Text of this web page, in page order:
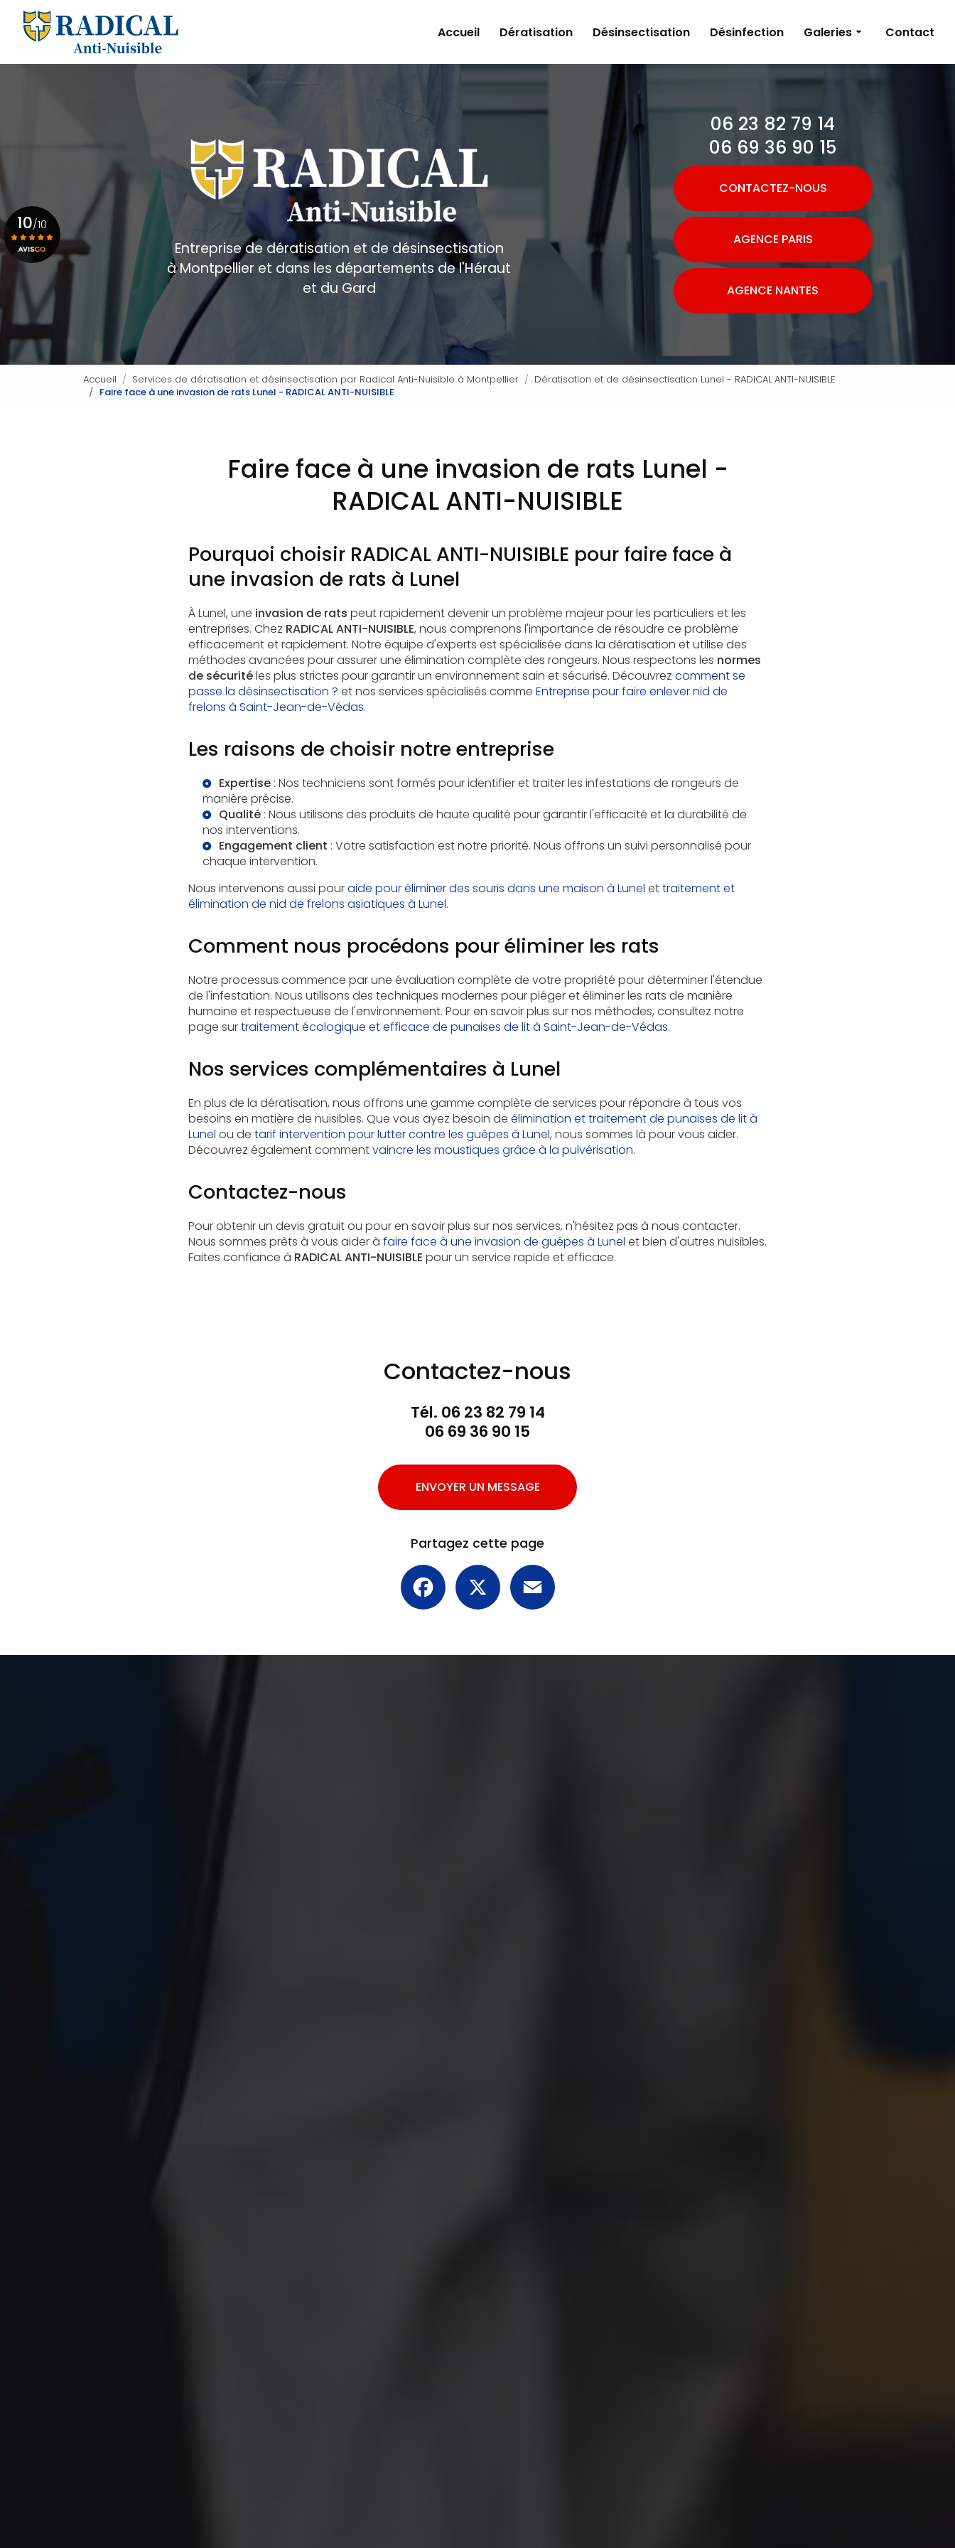
contenu
Accueil Dératisation Désinsectisation Désinfection Galeries
Dératisation
Désinfection
Contact
Entreprise de dératisation et de désinsectisation
à Montpellier et dans les départements de l'Héraut
et du Gard
06 23 82 79 14
06 69 36 90 15
CONTACTEZ-NOUS
AGENCE PARIS
AGENCE NANTES
10/10
Voir le certificat
Accueil Services de dératisation et désinsectisation par Radical Anti-Nuisible à Montpellier
Dératisation et de désinsectisation Lunel - RADICAL ANTI-NUISIBLE
Faire face à une invasion de rats Lunel - RADICAL ANTI-NUISIBLE
Faire face à une invasion de rats Lunel -
RADICAL ANTI-NUISIBLE
Pourquoi choisir RADICAL ANTI-NUISIBLE pour faire face à
une invasion de rats à Lunel
À Lunel, une invasion de rats peut rapidement devenir un problème majeur pour les particuliers et les
entreprises. Chez RADICAL ANTI-NUISIBLE, nous comprenons l'importance de résoudre ce problème
efficacement et rapidement. Notre équipe d'experts est spécialisée dans la dératisation et utilise des
méthodes avancées pour assurer une élimination complète des rongeurs. Nous respectons les normes
de sécuritéles plus strictes pour garantir un environnement sain et sécurisé. Découvrez comment se
passe la désinsectisation ? et nos services spécialisés comme Entreprise pour faire enlever nid de
frelons à Saint-Jean-de-Védas.
Les raisons de choisir notre entreprise
Expertise: Nos techniciens sont formés pour identifier et traiter les infestations de rongeurs de
manière précise.
Qualité: Nous utilisons des produits de haute qualité pour garantir l'efficacité et la durabilité de
nos interventions.
Engagement client : Votre satisfaction est notre priorité. Nous offrons un suivi personnalisé pour
chaque intervention.
Nous intervenons aussi pouraide pour éliminer des souris dans une maison à Lunel ettraitement et
élimination de nid de frelons asiatiques à Lunel.
Comment nous procédons pour éliminer les rats
Notre processus commence par une évaluation complète de votre propriété pour déterminer l'étendue
de l'infestation. Nous utilisons des techniques modernes pour piéger et éliminer les rats de manière
humaine et respectueuse de l'environnement. Pour en savoir plus sur nos méthodes, consultez notre
page surtraitement écologique et efficace de punaises de lit à Saint-Jean-de-Védas.
Nos services complémentaires à Lunel
En plus de la dératisation, nous offrons une gamme complète de services pour répondre à tous vos
besoins en matière de nuisibles. Que vous ayez besoin de élimination et traitement de punaises de lit à
Lunel ou de tarif intervention pour lutter contre les guêpes à Lunel, nous sommes là pour vous aider.
Découvrez également commentvaincre les moustiques grâce à la pulvérisation.
Contactez-nous
Pour obtenir un devis gratuit ou pour en savoir plus sur nos services, n'hésitez pas à nous contacter.
Nous sommes prêts à vous aider à faire face à une invasion de guêpes à Lunel et bien d'autres nuisibles.
Faites confiance à RADICAL ANTI-NUISIBLE pour un service rapide et efficace.
Contactez-nous
Tél. 06 23 82 79 14
06 69 36 90 15
ENVOYER UN MESSAGE
Partagez cette page
Facebook